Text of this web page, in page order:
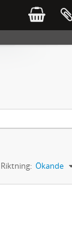
Riktning: Ökande